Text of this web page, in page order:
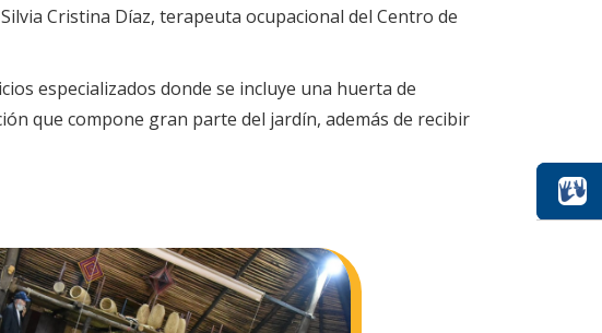
Cristina Díaz, terapeuta ocupacional del Centro de
especializados donde se incluye una huerta de
que compone gran parte del jardín, además de recibir